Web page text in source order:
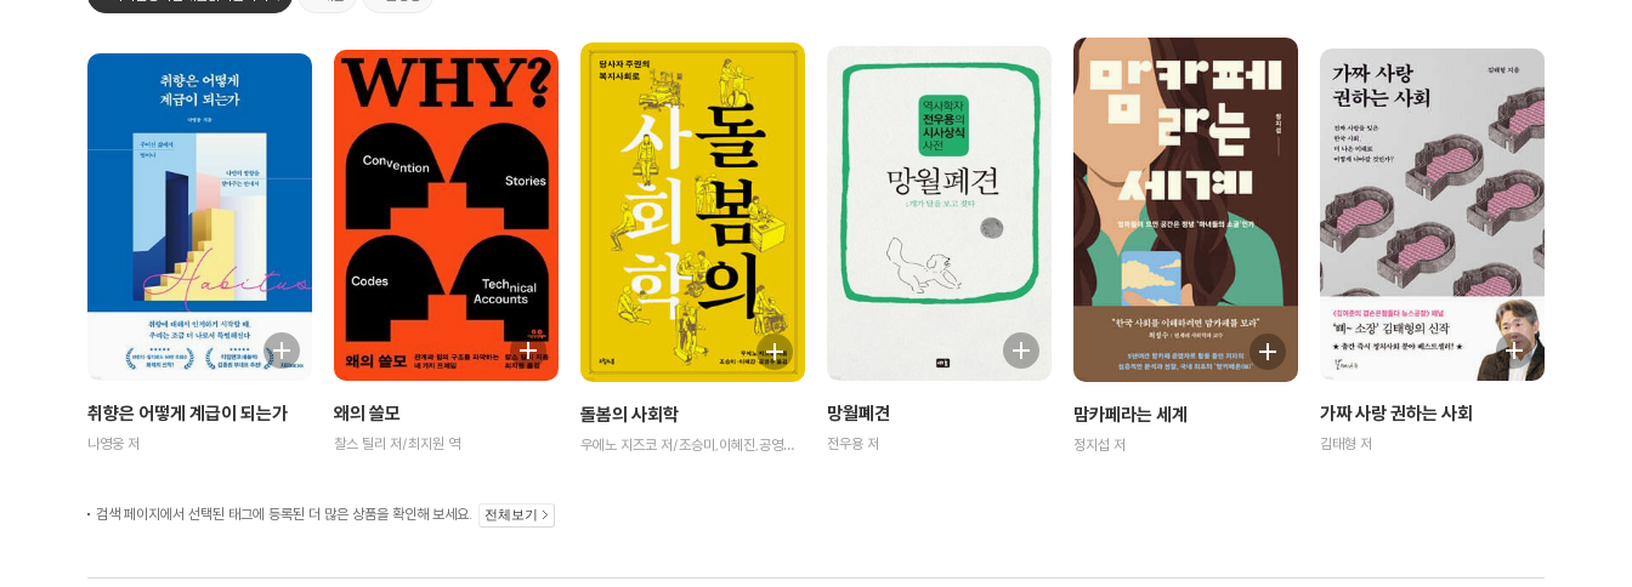
취향은 어떻게 계급이 되는가
나영웅 저
왜의 쓸모
찰스 틸리 저/최지원 역
돌봄의 사회학
우에노 지즈코 저/조승미,이혜진,공영주 역
망월폐견
전우용 저
맘카페라는 세계
정지섭 저
가짜 사랑 권하는 사회
김태형 저
검색 페이지에서 선택된 태그에 등록된 더 많은 상품을 확인해 보세요. 전체보기